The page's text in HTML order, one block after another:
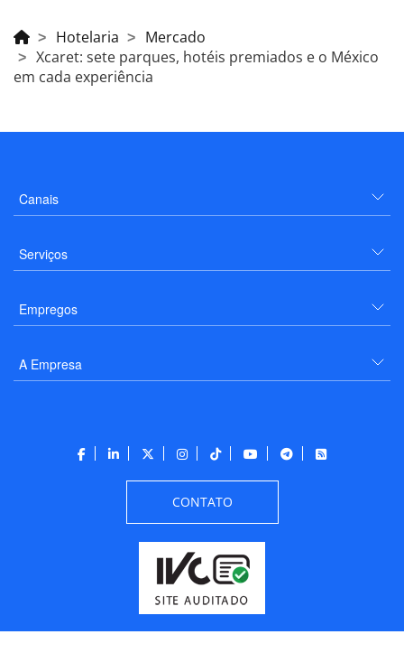
Hotelaria
Mercado
Xcaret: sete parques, hotéis premiados e o México
em cada experiência
Canais
Serviços
Empregos
A Empresa
CONTATO